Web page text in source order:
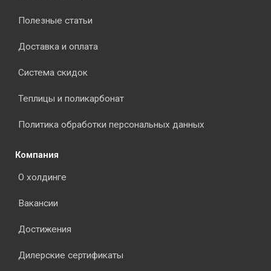
Полезные статьи
Доставка и оплата
Система скидок
Теплицы и поликарбонат
Политика обработки персональных данных
Компания
О холдинге
Вакансии
Достижения
Дилерские сертификаты